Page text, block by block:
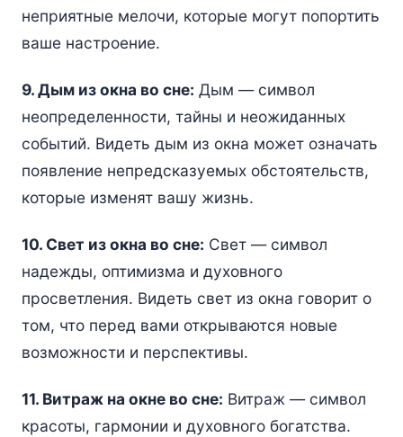
неприятные мелочи, которые могут попортить
ваше настроение.
9. Дым из окна во сне: Дым — символ
неопределенности, тайны и неожиданных
событий. Видеть дым из окна может означать
появление непредсказуемых обстоятельств,
которые изменят вашу жизнь.
10. Свет из окна во сне: Свет — символ
надежды, оптимизма и духовного
просветления. Видеть свет из окна говорит о
том, что перед вами открываются новые
возможности и перспективы.
11. Витраж на окне во сне: Витраж — символ
красоты, гармонии и духовного богатства.